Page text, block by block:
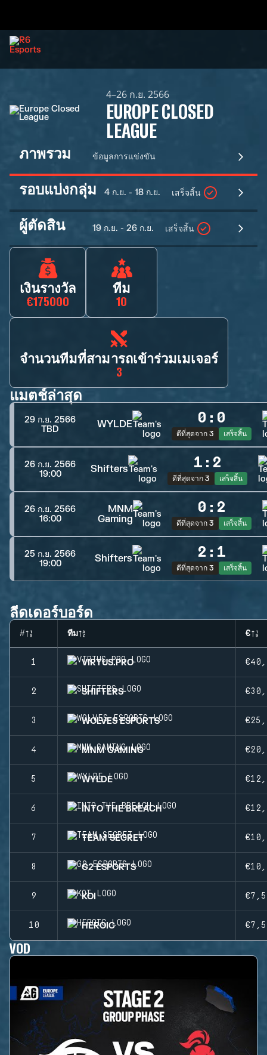
4–26 ก.ย. 2566
EUROPE CLOSED
LEAGUE
ภาพรวม ข้อมูลการแข่งขัน
รอบแบ่งกลุ่ม 4 ก.ย. - 18 ก.ย. เสร็จสิ้น
ผู้ตัดสิน 19 ก.ย. - 26 ก.ย. เสร็จสิ้น
เงินรางวัล
€175000
ทีม
10
จำนวนทีมที่สามารถเข้าร่วมเมเจอร์
3
แมตช์ล่าสุด
29 ก.ย. 2566
TBD
WYLDE 0 : 0
ดีที่สุดจาก 3 เสร็จสิ้น
26 ก.ย. 2566
19:00
Shifters 1 : 2
ดีที่สุดจาก 3 เสร็จสิ้น
26 ก.ย. 2566
16:00
MNM
Gaming
0 : 2
ดีที่สุดจาก 3 เสร็จสิ้น
25 ก.ย. 2566
19:00
Shifters 2 : 1
ดีที่สุดจาก 3 เสร็จสิ้น
ลีดเดอร์บอร์ด
# ทีม €
1 VIRTUS.PRO
2 SHIFTERS
3 WOLVES ESPORTS
4 MNM GAMING
5 WYLDE
6 INTO THE BREACH
7 TEAM SECRET
8 G2 ESPORTS
9 KOI
10 HEROIC
VOD